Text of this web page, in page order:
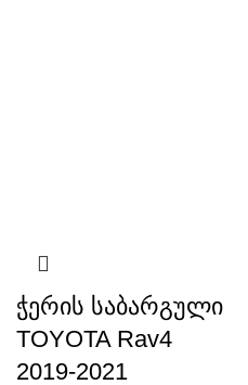
ჭერის საბარგული
TOYOTA Rav4
2019-2021